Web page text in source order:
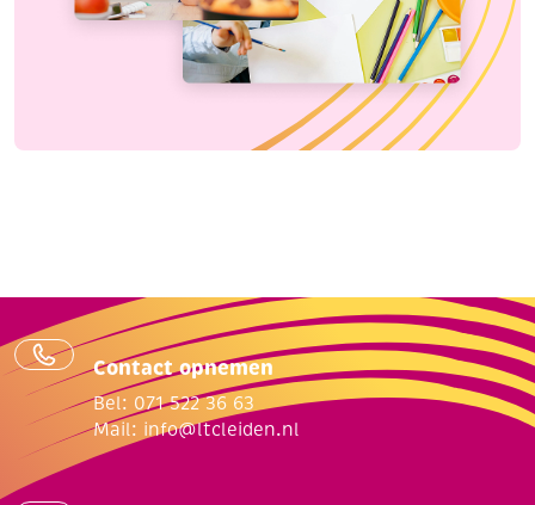
Contact opnemen
Bel: 071 522 36 63
Mail: info@ltcleiden.nl